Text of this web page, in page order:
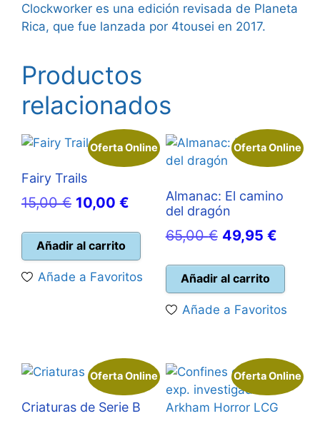
Clockworker es una edición revisada de Planeta
Rica, que fue lanzada por 4tousei en 2017.
Productos
relacionados
Oferta Online
Fairy Trails
15,00€ El
original
era:
15,00 €.
10,00 €
actual
es:
10,00 €.
Añadir al carrito
Añade a Favoritos
Oferta Online
Almanac: El camino
del dragón
65,00€ El
original
era:
65,00 €.
49,95 €El
es:
49,95
Añadir al carrito
Añade a Favoritos
Oferta Online
Criaturas de Serie B
Oferta Online